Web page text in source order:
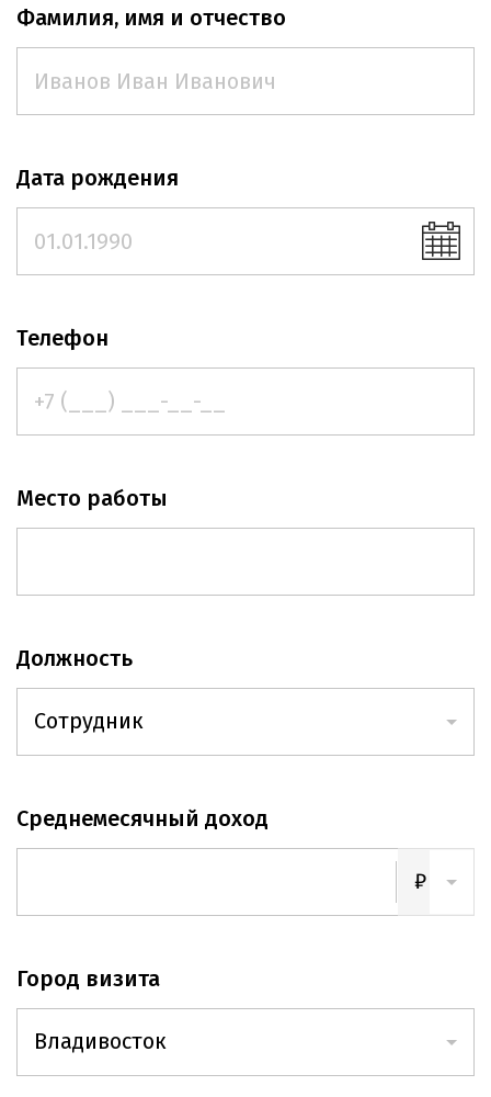
Фамилия, имя и отчество
Дата рождения
Телефон
Место работы
Должность
Сотрудник
Руководитель
Среднемесячный доход
₽
Город визита
Владивосток